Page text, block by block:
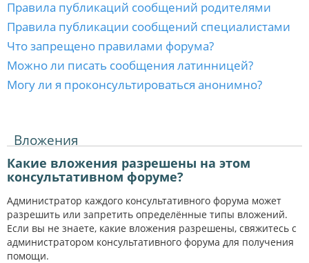
Правила публикаций сообщений родителями
Правила публикации сообщений специалистами
Что запрещено правилами форума?
Можно ли писать сообщения латинницей?
Могу ли я проконсультироваться анонимно?
Вложения
Какие вложения разрешены на этом
консультативном форуме?
Администратор каждого консультативного форума может
разрешить или запретить определённые типы вложений.
Если вы не знаете, какие вложения разрешены, свяжитесь с
администратором консультативного форума для получения
помощи.